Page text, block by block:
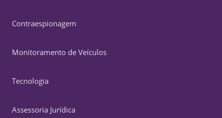
Contraespionagem
Monitoramento de Veículos
Tecnologia
Assessoria Jurídica